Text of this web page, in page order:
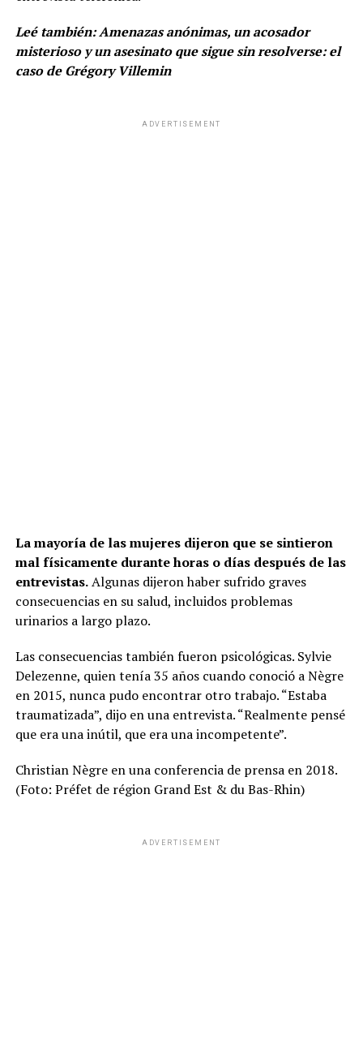
Leé también:Amenazas anónimas, un acosador
misterioso y un asesinato que sigue sin resolverse: el
caso de Grégory Villemin
ADVERTISEMENT
La mayoría de las mujeres dijeron que se sintieron
mal físicamente durante horas o días después de las
entrevistas.Algunas dijeron haber sufrido graves
consecuencias en su salud, incluidos problemas
urinarios a largo plazo.
Las consecuencias también fueron psicológicas. Sylvie
Delezenne, quien tenía 35 años cuando conoció a Nègre
en 2015, nunca pudo encontrar otro trabajo. “Estaba
traumatizada”, dijo en una entrevista. “Realmente pensé
que era una inútil, que era una incompetente”.
Christian Nègre en una conferencia de prensa en 2018.
(Foto: Préfet de région Grand Est & du Bas-Rhin)
ADVERTISEMENT